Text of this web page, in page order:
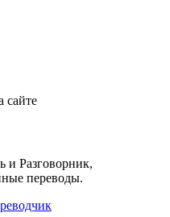
сайте
и Разговорник,
переводы.